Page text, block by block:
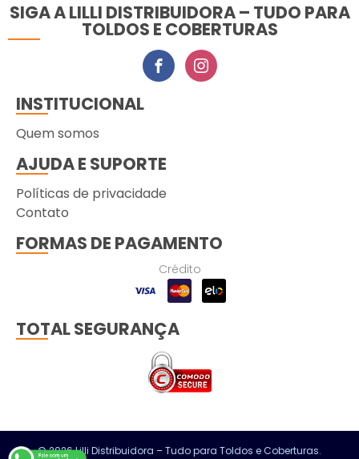
SIGA A LILLI DISTRIBUIDORA – TUDO PARA
TOLDOS E COBERTURAS
INSTITUCIONAL
Quem somos
AJUDA E SUPORTE
Políticas de privacidade
Contato
FORMAS DE PAGAMENTO
Crédito
TOTAL SEGURANÇA
© 2026 Lilli Distribuidora – Tudo para Toldos e Coberturas.